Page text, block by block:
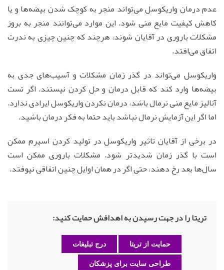
عدم درمان واریکوسل می‌تواند منجر به کوچک شدن بیضه‌ها و یا
کاهش کیفیت مایع منی شود. این موارد می‌توانند منجر به بروز
مشکلات باروری در آقایان شوند، هرچند که چنین چیزی به ندرت
اتفاق می‌افتد.
واریکوسل می‌تواند در گذر زمان مشکلات و آسیب‌های جدی به
بیضه‌ها وارد کند که قابل درمان و حل کردن نیستند. اگر تست
آنالیز مایع منی نرمال باشد، درمان نکردن واریکوسل ایرادی ندارد.
اما اگر این آزمایش نرمال نباشد باید حتما به فکر درمان باشید.
در برخی از آقایان تاثیر واریکوسل در تولید کردن اسپرم ممکن
است با گذر زمان شدیدتر شود. مشکلات باروری ممکن است
سال‌ها بعد رخ دهند، حتی اگر در همان اوایل چنین اتفاقی نیوفتد.
تریتا را در جهت رسیدن به اهدافش حمایت کنید:
حمایت از تریتا درج تبلیغات
طراحی سایت برای پزشکان